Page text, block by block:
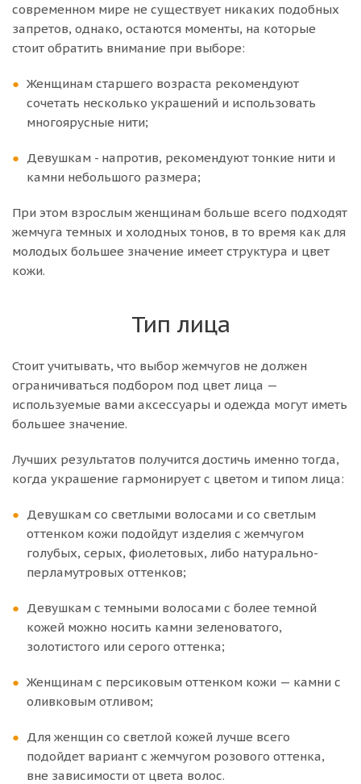
современном мире не существует никаких подобных
запретов, однако, остаются моменты, на которые
стоит обратить внимание при выборе:
Женщинам старшего возраста рекомендуют
сочетать несколько украшений и использовать
многоярусные нити;
Девушкам - напротив, рекомендуют тонкие нити и
камни небольшого размера;
При этом взрослым женщинам больше всего подходят
жемчуга темных и холодных тонов, в то время как для
молодых большее значение имеет структура и цвет
кожи.
Тип лица
Стоит учитывать, что выбор жемчугов не должен
ограничиваться подбором под цвет лица —
используемые вами аксессуары и одежда могут иметь
большее значение.
Лучших результатов получится достичь именно тогда,
когда украшение гармонирует с цветом и типом лица:
Девушкам со светлыми волосами и со светлым
оттенком кожи подойдут изделия с жемчугом
голубых, серых, фиолетовых, либо натурально-
перламутровых оттенков;
Девушкам с темными волосами с более темной
кожей можно носить камни зеленоватого,
золотистого или серого оттенка;
Женщинам с персиковым оттенком кожи — камни с
оливковым отливом;
Для женщин со светлой кожей лучше всего
подойдет вариант с жемчугом розового оттенка,
вне зависимости от цвета волос.